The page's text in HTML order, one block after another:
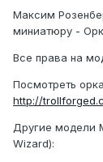
Максим
миниатюру -
Все права на
Посмотреть
http://
Другие модели
Wizard):